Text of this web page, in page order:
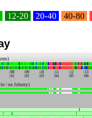
12-20 20-40 40-80
/ on Johnny)
08 09 10 11 12
13
01 02 03 04 05 06